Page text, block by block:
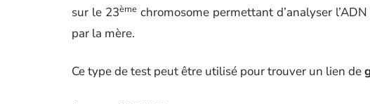
sur le 23ème chromosome permettant d’analyser
par la mère.
Ce type de test peut être utilisé pour trouver un lien de